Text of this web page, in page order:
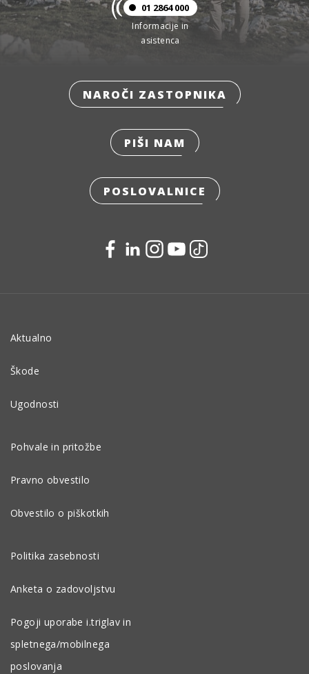
01 2864 000
Informacije in
asistenca
NAROČI ZASTOPNIKA
PIŠI NAM
POSLOVALNICE
Aktualno
Škode
Ugodnosti
Pohvale in pritožbe
Pravno obvestilo
Obvestilo o piškotkih
Politika zasebnosti
Anketa o zadovoljstvu
Pogoji uporabe i.triglav in
spletnega/mobilnega
poslovanja